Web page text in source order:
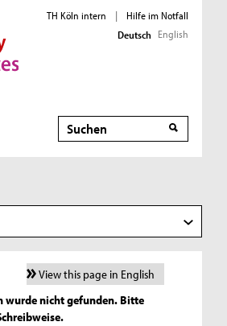
TH Köln intern |
Hilfe im Notfall
Deutsch English
Suche
View this page in English
wurde nicht gefunden. Bitte